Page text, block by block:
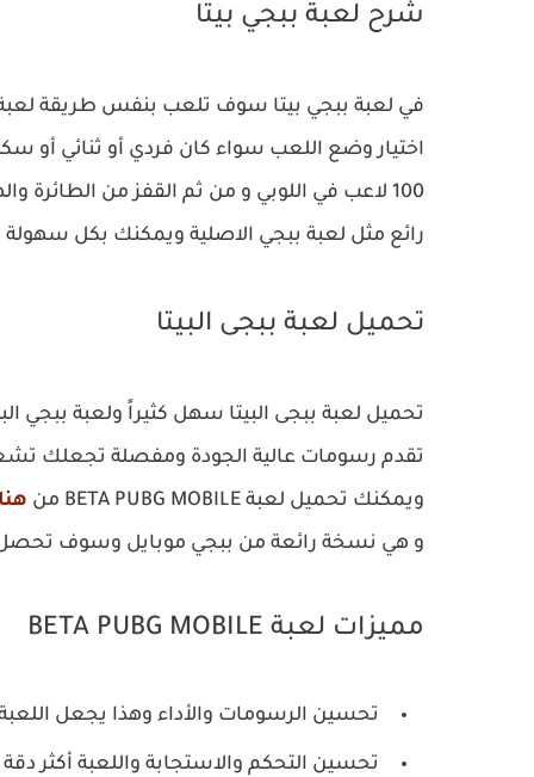
شرح لعبة ببجي بيتا
في لعبة ببجي بيتا سوف تلعب بنفس طريقة
اختيار وضع اللعب سواء كان فردي أو ثنائي أو
100 لاعب في اللوبي و من ثم القفز من
رائع مثل لعبة ببجي الاصلية ويمكنك بكل سهولة
تحميل لعبة ببجى البيتا
تحميل لعبة ببجى البيتا سهل كثيراً ولعبة ببجي
تقدم رسومات عالية الجودة ومفصلة تجعلك
ويمكنك تحميل لعبة BETA PUBG MOBILE من
و هي نسخة رائعة من ببجي موبايل وسوف تحصل
مميزات لعبة BETA PUBG MOBILE
تحسين الرسومات والأداء وهذا يجعل
تحسين التحكم والاستجابة واللعبة أكثر